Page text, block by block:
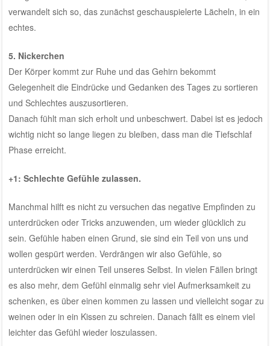
verwandelt sich so, das zunächst geschauspielerte Lächeln, in ein
echtes.
5. Nickerchen
Der Körper kommt zur Ruhe und das Gehirn bekommt
Gelegenheit die Eindrücke und Gedanken des Tages zu sortieren
und Schlechtes auszusortieren.
Danach fühlt man sich erholt und unbeschwert. Dabei ist es jedoch
wichtig nicht so lange liegen zu bleiben, dass man die Tiefschlaf
Phase erreicht.
+1: Schlechte Gefühle zulassen.
Manchmal hilft es nicht zu versuchen das negative Empfinden zu
unterdrücken oder Tricks anzuwenden, um wieder glücklich zu
sein. Gefühle haben einen Grund, sie sind ein Teil von uns und
wollen gespürt werden. Verdrängen wir also Gefühle, so
unterdrücken wir einen Teil unseres Selbst. In vielen Fällen bringt
es also mehr, dem Gefühl einmalig sehr viel Aufmerksamkeit zu
schenken, es über einen kommen zu lassen und vielleicht sogar zu
weinen oder in ein Kissen zu schreien. Danach fällt es einem viel
leichter das Gefühl wieder loszulassen.